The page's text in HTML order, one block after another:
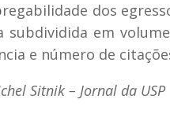
dos
subdividida em
e número de
Sitnik – Jornal da USP